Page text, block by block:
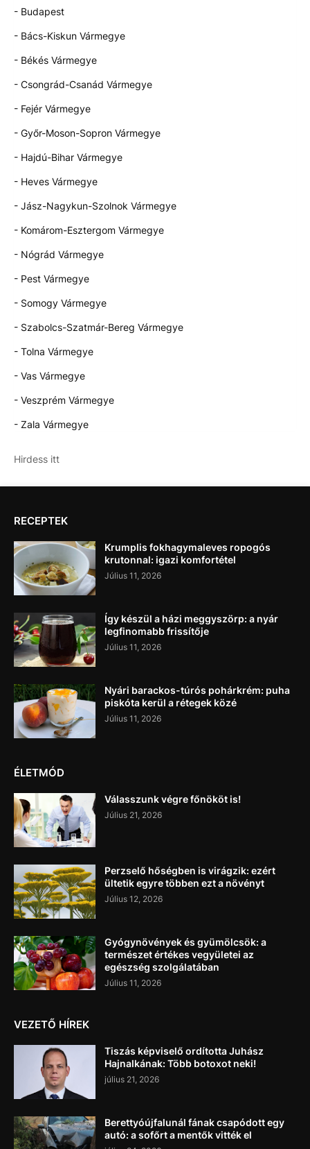
- Budapest
- Bács-Kiskun Vármegye
- Békés Vármegye
- Csongrád-Csanád Vármegye
- Fejér Vármegye
- Győr-Moson-Sopron Vármegye
- Hajdú-Bihar Vármegye
- Heves Vármegye
- Jász-Nagykun-Szolnok Vármegye
- Komárom-Esztergom Vármegye
- Nógrád Vármegye
- Pest Vármegye
- Somogy Vármegye
- Szabolcs-Szatmár-Bereg Vármegye
- Tolna Vármegye
- Vas Vármegye
- Veszprém Vármegye
- Zala Vármegye
Hirdess itt
RECEPTEK
Krumplis fokhagymaleves ropogós
krutonnal: igazi komfortétel
Július 11, 2026
Így készül a házi meggyszörp: a nyár
legfinomabb frissítője
Július 11, 2026
Nyári barackos-túrós pohárkrém: puha
piskóta kerül a rétegek közé
Július 11, 2026
ÉLETMÓD
Válasszunk végre főnököt is!
Július 21, 2026
Perzselő hőségben is virágzik: ezért
ültetik egyre többen ezt a növényt
Július 12, 2026
Gyógynövények és gyümölcsök: a
természet értékes vegyületei az
egészség szolgálatában
Július 11, 2026
VEZETŐ HÍREK
Tiszás képviselő ordította Juhász
Hajnalkának: Több botoxot neki!
július 21, 2026
Berettyóújfalunál fának csapódott egy
autó: a sofőrt a mentők vitték el